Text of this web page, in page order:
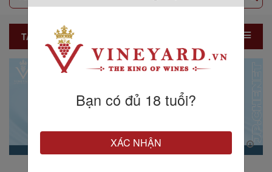
TẤT CẢ SẢN PHẨM
Bạn có đủ 18 tuổi?
XÁC NHẬN